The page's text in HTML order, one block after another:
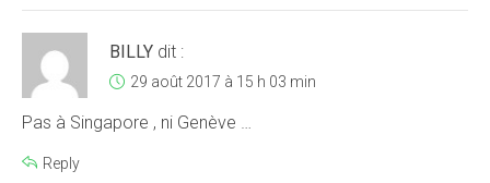
BILLY dit :
29 août 2017 à 15 h 03 min
Pas à Singapore , ni Genève …
Reply